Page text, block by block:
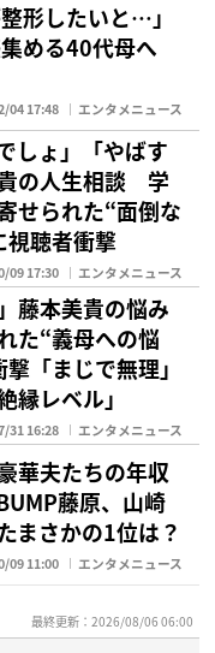
形したいと…」
める40代母へ
04 17:48 エンタメニュース
しょ」「やばす
の人生相談 学
せられた“面倒な
視聴者衝撃
09 17:30 エンタメニュース
藤本美貴の悩み
た“義母への悩
「まじで無理」
縁レベル」
31 16:28 エンタメニュース
華夫たちの年収
藤原、山崎
まさかの1位は？
09 11:00 エンタメニュース
最終更新：2026/08/06 06:00